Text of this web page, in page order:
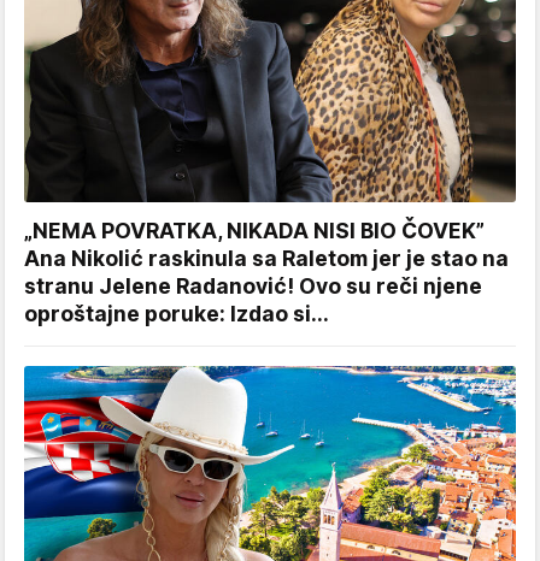
„NEMA POVRATKA, NIKADA NISI BIO ČOVEK”
Ana Nikolić raskinula sa Raletom jer je stao na
stranu Jelene Radanović! Ovo su reči njene
oproštajne poruke: Izdao si...